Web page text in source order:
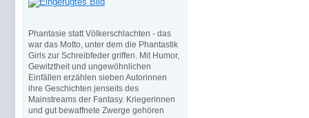
Phantasie statt Völkerschlachten - das
war das Motto, unter dem die Phantastik
Girls zur Schreibfeder griffen. Mit Humor,
Gewitztheit und ungewöhnlichen
Einfällen erzählen sieben Autorinnen
ihre Geschichten jenseits des
Mainstreams der Fantasy. Kriegerinnen
und gut bewaffnete Zwerge gehören